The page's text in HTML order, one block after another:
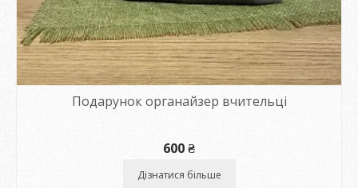
Подарунок органайзер вчительці
600₴
Дізнатися більше